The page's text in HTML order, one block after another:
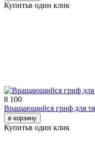
Купитьв один клик
8 100
Вращающийся гриф для
в корзину
Купитьв один клик